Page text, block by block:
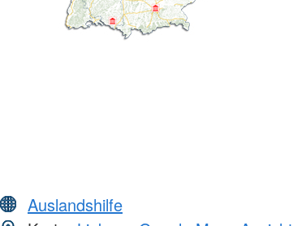
Auslandshilfe